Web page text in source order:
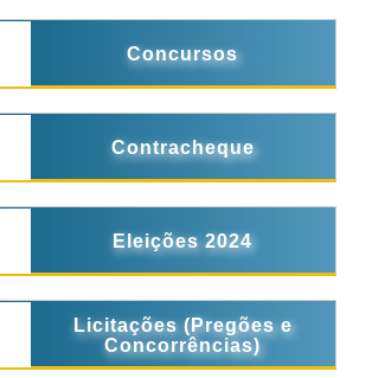
Concursos
Contracheque
Eleições 2024
Licitações (Pregões e
Concorrências)